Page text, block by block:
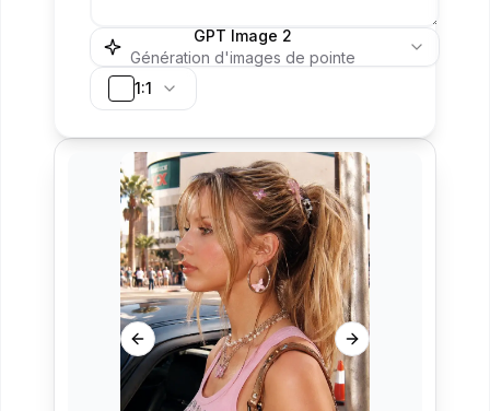
GPT Image 2
Génération d'images de pointe
1:1
Previous slide Next slide